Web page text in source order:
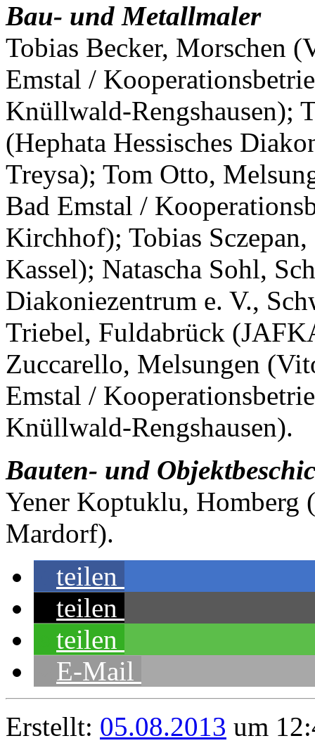
Bau- und Metallmaler
Tobias Becker, Morschen
Emstal /
Knüllwald-Rengshausen);
(Hephata Hessisches
Treysa); Tom Otto,
Bad Emstal /
Kirchhof); Tobias
Kassel); Natascha Sohl,
Diakoniezentrum e. V.,
Triebel, Fuldabrück
Zuccarello, Melsungen
Emstal /
Knüllwald-Rengshausen).
Bauten- und
Yener Koptuklu, Homberg
Mardorf).
teilen
teilen
teilen
E-Mail
Erstellt: 05.08.2013 um